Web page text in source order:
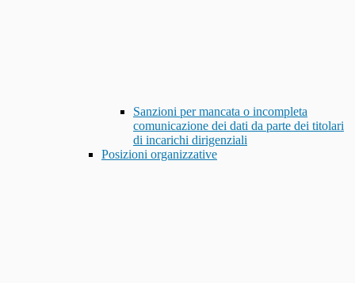
Sanzioni per mancata o incompleta
comunicazione dei dati da parte dei titolari
di incarichi dirigenziali
Posizioni organizzative